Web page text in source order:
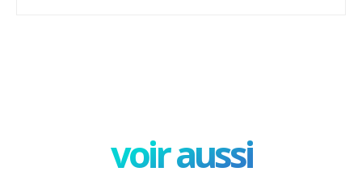
voir aussi